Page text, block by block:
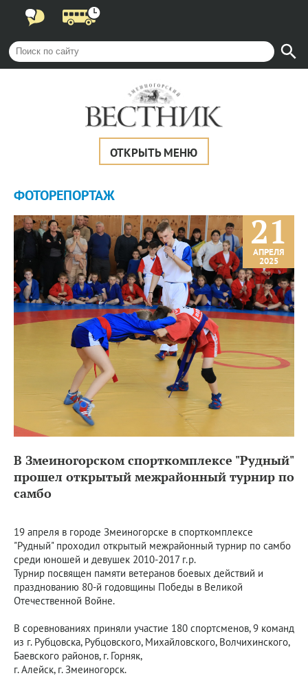
ОТКРЫТЬ МЕНЮ
ФОТОРЕПОРТАЖ
21
АПРЕЛЯ
2025
В Змеиногорском спорткомплексе "Рудный"
прошел открытый межрайонный турнир по
самбо
19 апреля в городе Змеиногорске в спорткомплексе
"Рудный" проходил открытый межрайонный турнир по самбо
среди юношей и девушек 2010-2017 г.р.
Турнир посвящен памяти ветеранов боевых действий и
празднованию 80-й годовщины Победы в Великой
Отечественной Войне.
В соревнованиях приняли участие 180 спортсменов, 9 команд
из г. Рубцовска, Рубцовского, Михайловского, Волчихинского,
Баевского районов, г. Горняк,
г. Алейск, г. Змеиногорск.